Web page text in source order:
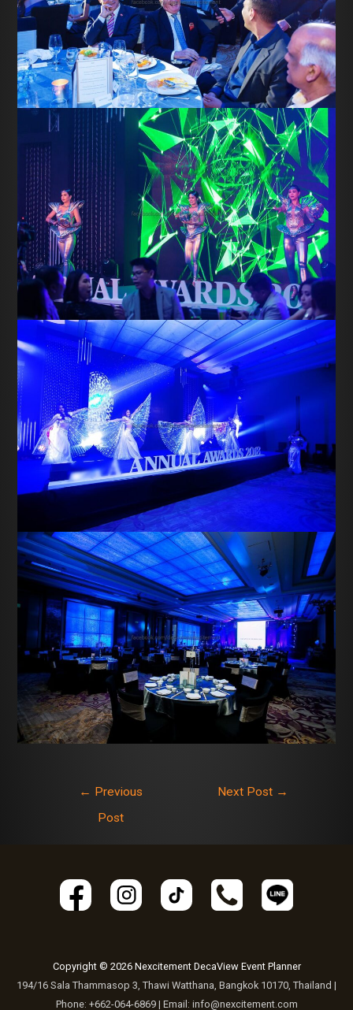
← Previous
Post
Next Post →
Copyright © 2026 Nexcitement DecaView Event Planner
194/16 Sala Thammasop 3, Thawi Watthana, Bangkok 10170, Thailand |
Phone: +662-064-6869 | Email: info@nexcitement.com